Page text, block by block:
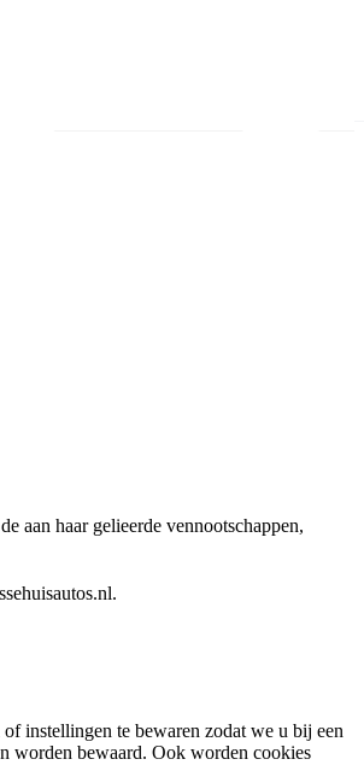
aan haar gelieerde vennootschappen,
instellingen te bewaren zodat we u bij een
worden bewaard. Ook worden cookies